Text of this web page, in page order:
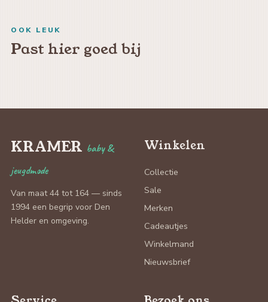
OOK LEUK
Past hier goed bij
KRAMER baby &
jeugdmode
Van maat 44 tot 164 — sinds
1994 een begrip voor Den
Helder en omgeving.
Winkelen
Collectie
Sale
Merken
Cadeautjes
Winkelmand
Nieuwsbrief